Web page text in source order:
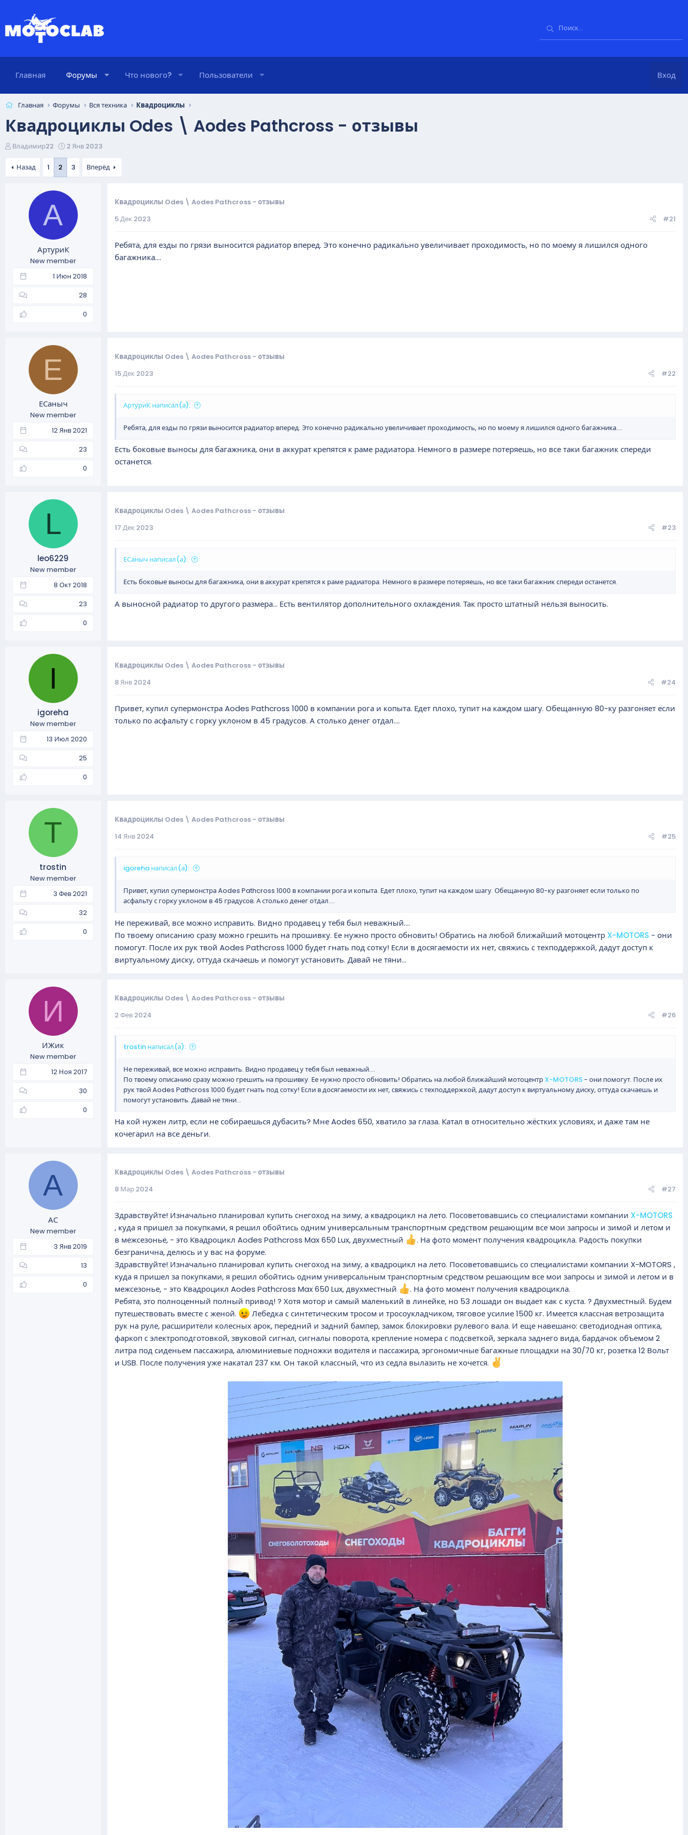
Главная Форумы Что нового? Пользователи Вход
Главная Форумы Вся техника Квадроциклы
Квадроциклы Odes \ Aodes Pathcross - отзывы
А
т
о
Владимир22
Д
а
а
а
а
2 Янв 2023
Назад 1 2 3 Вперёд
А
АртуриК
New member
1 Июн 2018
28
0
Квадроциклы Odes \ Aodes Pathcross - отзывы
5 Дек 2023
#21
Ребята, для езды по грязи выносится радиатор вперед. Это конечно радикально увеличивает проходимость, но по моему я лишился одного
багажника....
Е
ЕСаныч
New member
12 Янв 2021
23
0
Квадроциклы Odes \ Aodes Pathcross - отзывы
15 Дек 2023
#22
АртуриК написал(а):
Ребята, для езды по грязи выносится радиатор вперед. Это конечно радикально увеличивает проходимость, но по моему я лишился одного багажника....
Есть боковые выносы для багажника, они в аккурат крепятся к раме радиатора. Немного в размере потеряешь, но все таки багажник спереди
останется.
L
leo6229
New member
8 Окт 2018
23
0
Квадроциклы Odes \ Aodes Pathcross - отзывы
17 Дек 2023
#23
ЕСаныч написал(а):
Есть боковые выносы для багажника, они в аккурат крепятся к раме радиатора. Немного в размере потеряешь, но все таки багажник спереди останется.
А выносной радиатор то другого размера... Есть вентилятор дополнительного охлаждения. Так просто штатный нельзя выносить.
I
igoreha
New member
13 Июл 2020
25
0
Квадроциклы Odes \ Aodes Pathcross - отзывы
8 Янв 2024
#24
Привет, купил супермонстра Aodes Pathcross 1000 в компании рога и копыта. Едет плохо, тупит на каждом шагу. Обещанную 80-ку разгоняет если
только по асфальту с горку уклоном в 45 градусов. А столько денег отдал....
T
trostin
New member
3 Фев 2021
32
0
Квадроциклы Odes \ Aodes Pathcross - отзывы
14 Янв 2024
#25
igoreha написал(а):
Привет, купил супермонстра Aodes Pathcross 1000 в компании рога и копыта. Едет плохо, тупит на каждом шагу. Обещанную 80-ку разгоняет если только по
асфальту с горку уклоном в 45 градусов. А столько денег отдал....
Не переживай, все можно исправить. Видно продавец у тебя был неважный....
По твоему описанию сразу можно грешить на прошивку. Ее нужно просто обновить! Обратись на любой ближайший мотоцентр X-MOTORS - они
помогут. После их рук твой Aodes Pathcross 1000 будет гнать под сотку! Если в досягаемости их нет, свяжись с техподдержкой, дадут доступ к
виртуальному диску, оттуда скачаешь и помогут установить. Давай не тяни...
И
ИЖик
New member
12 Ноя 2017
30
0
Квадроциклы Odes \ Aodes Pathcross - отзывы
2 Фев 2024
#26
trostin написал(а):
Не переживай, все можно исправить. Видно продавец у тебя был неважный....
По твоему описанию сразу можно грешить на прошивку. Ее нужно просто обновить! Обратись на любой ближайший мотоцентр X-MOTORS- они помогут. После их
рук твой Aodes Pathcross 1000 будет гнать под сотку! Если в досягаемости их нет, свяжись с техподдержкой, дадут доступ к виртуальному диску, оттуда скачаешь и
помогут установить. Давай не тяни...
На кой нужен литр, если не собираешься дубасить? Мне Aodes 650, хватило за глаза. Катал в относительно жёстких условиях, и даже там не
кочегарил на все деньги.
А
АС
New member
3 Янв 2019
13
0
Квадроциклы Odes \ Aodes Pathcross - отзывы
8 Мар 2024
#27
Здравствуйте! Изначально планировал купить снегоход на зиму, а квадроцикл на лето. Посоветовавшись со специалистами компании X-MOTORS
, куда я пришел за покупками, я решил обойтись одним универсальным транспортным средством решающим все мои запросы и зимой и летом и
в межсезонье, - это Квадроцикл Aodes Pathcross Max 650 Lux, двухместный
. На фото момент получения квадроцикла. Радость покупки
безгранична, делюсь и у вас на форуме.
Здравствуйте! Изначально планировал купить снегоход на зиму, а квадроцикл на лето. Посоветовавшись со специалистами компании X-MOTORS ,
куда я пришел за покупками, я решил обойтись одним универсальным транспортным средством решающим все мои запросы и зимой и летом и в
межсезонье, - это Квадроцикл Aodes Pathcross Max 650 Lux, двухместный
. На фото момент получения квадроцикла.
Ребята, это полноценный полный привод! ? Хотя мотор и самый маленький в линейке, но 53 лошади он выдает как с куста. ? Двухместный. Будем
путешествовать вместе с женой.
Лебедка с синтетическим тросом и тросоукладчиком, тяговое усилие 1500 кг. Имеется классная ветрозащита
рук на руле, расширители колесных арок, передний и задний бампер, замок блокировки рулевого вала. И еще навешано: светодиодная оптика,
фаркоп с электроподготовкой, звуковой сигнал, сигналы поворота, крепление номера с подсветкой, зеркала заднего вида, бардачок объемом 2
литра под сиденьем пассажира, алюминиевые подножки водителя и пассажира, эргономичные багажные площадки на 30/70 кг, розетка 12 Вольт
и USB. После получения уже накатал 237 км. Он такой классный, что из седла вылазить не хочется.